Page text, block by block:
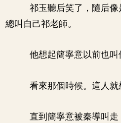
祁玉聽后笑了，隨后
總叫自己祁老師。
他想起簡寧意以前也
看來那個時候。這人就
直到簡寧意被秦導叫